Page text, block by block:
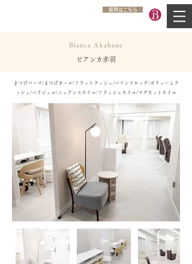
採用はこちら
Bianca Akabane
ビアンカ赤羽
まつげパーマ/まつげカール/フラットラッシュ/バインドロック/ボリュームラ
ッシュ/パラジェル/ニュアンスネイル/フラッシュネイル/マグネットネイル